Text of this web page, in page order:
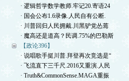
· 逻辑哲学数学教师.牢记20.寄语24
· 国会公布1.6录像.人民自有公断.
· 川普回归人民拥戴.川黑驴党怂蔫
· 魔高还是道高？民调.75%的巴勒斯
【政论396】
· 说唱歌手挺川普.拜登再次竞选是“
· 飞流直下三千尺.2016又重演.人民
· Truth&CommonSense.MAGA重振